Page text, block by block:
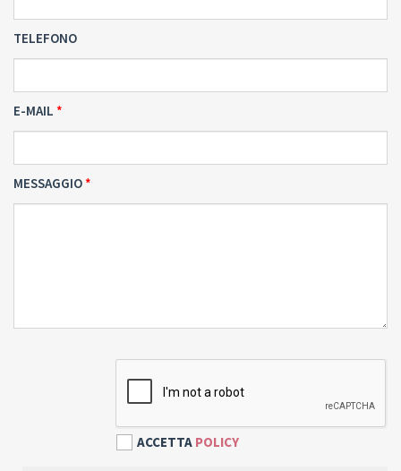
TELEFONO
E-MAIL
MESSAGGIO
ACCETTA POLICY